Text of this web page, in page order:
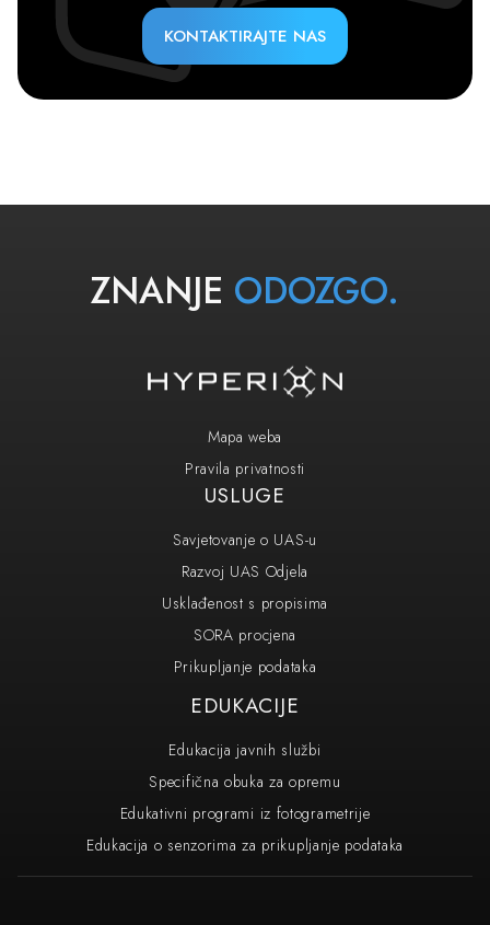
KONTAKTIRAJTE NAS
ZNANJE ODOZGO.
Mapa weba
Pravila privatnosti
USLUGE
Savjetovanje o UAS-u
Razvoj UAS Odjela
Usklađenost s propisima
SORA procjena
Prikupljanje podataka
EDUKACIJE
Edukacija javnih službi
Specifična obuka za opremu
Edukativni programi iz fotogrametrije
Edukacija o senzorima za prikupljanje podataka